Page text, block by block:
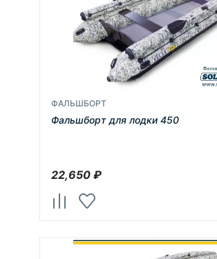
ФАЛЬШБОРТ
Фальшборт для лодки 450
22,650₽